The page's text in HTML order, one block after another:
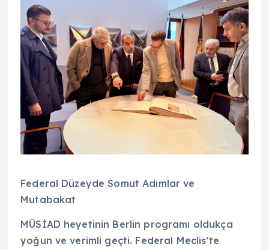
Federal Düzeyde Somut Adımlar ve
Mutabakat
MÜSİAD heyetinin Berlin programı oldukça
yoğun ve verimli geçti. Federal Meclis’te